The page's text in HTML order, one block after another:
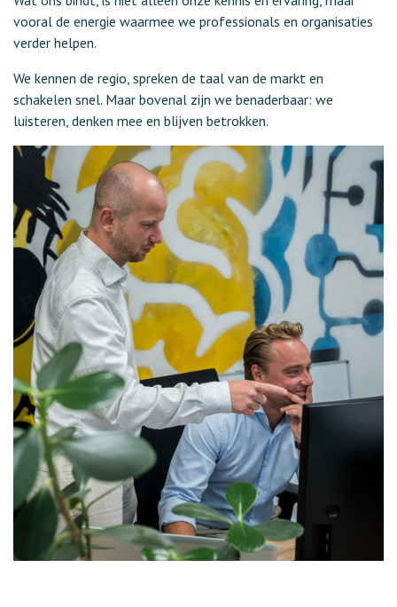
vooral de energie waarmee we professionals en organisaties
verder helpen.
We kennen de regio, spreken de taal van de markt en
schakelen snel. Maar bovenal zijn we benaderbaar: we
luisteren, denken mee en blijven betrokken.